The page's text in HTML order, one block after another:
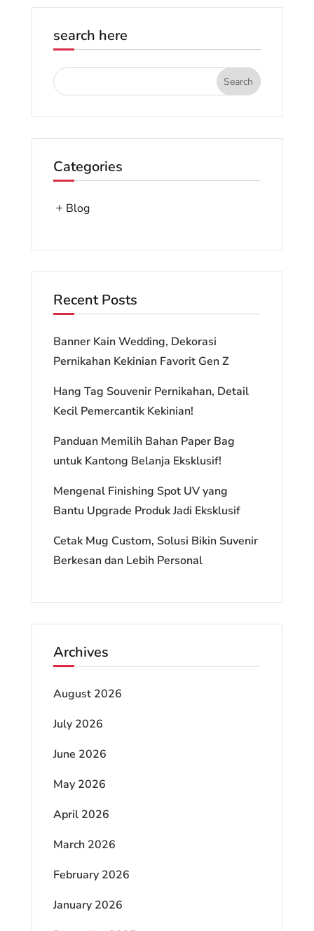
search here
Categories
Blog
Recent Posts
Banner Kain Wedding, Dekorasi
Pernikahan Kekinian Favorit Gen Z
Hang Tag Souvenir Pernikahan, Detail
Kecil Pemercantik Kekinian!
Panduan Memilih Bahan Paper Bag
untuk Kantong Belanja Eksklusif!
Mengenal Finishing Spot UV yang
Bantu Upgrade Produk Jadi Eksklusif
Cetak Mug Custom, Solusi Bikin Suvenir
Berkesan dan Lebih Personal
Archives
August 2026
July 2026
June 2026
May 2026
April 2026
March 2026
February 2026
January 2026